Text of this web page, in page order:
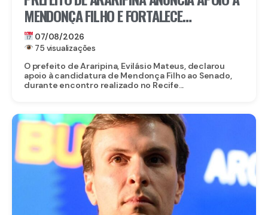
MENDONÇA FILHO E FORTALECE
CANDIDATURA NO SERTÃO
07/08/2026
75 visualizações
O prefeito de Araripina, Evilásio Mateus, declarou
apoio à candidatura de Mendonça Filho ao Senado,
durante encontro realizado no Recife...